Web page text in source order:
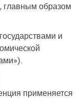
главным образом
и
применяется